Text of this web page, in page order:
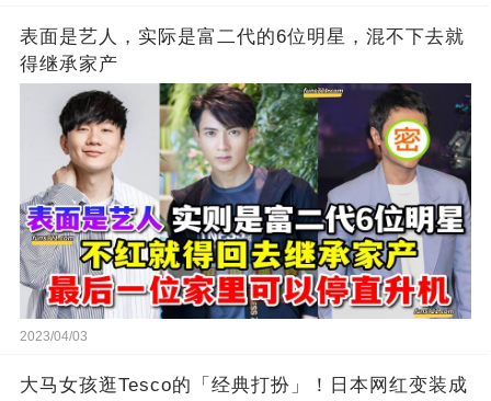
表面是艺人，实际是富二代的6位明星，混不下去就
得继承家产
2023/04/03
大马女孩逛Tesco的「经典打扮」！日本网红变装成